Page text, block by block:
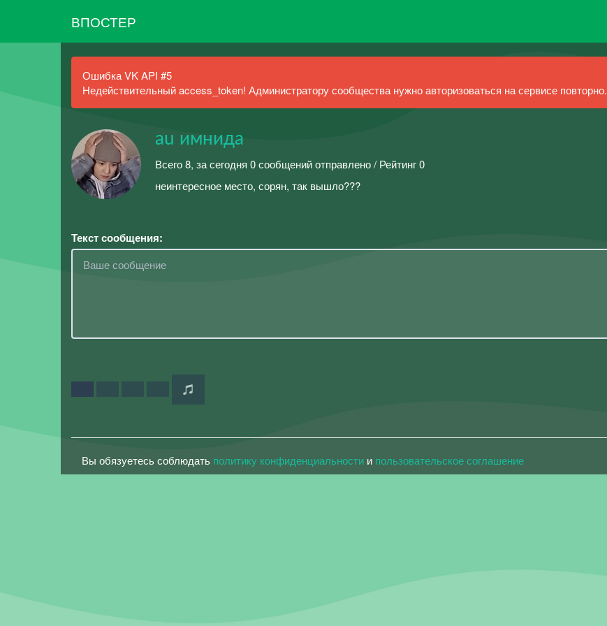
ВПОСТЕР
Ошибка VK API #5
Недействительный access_token! Администратору сообщества нужно авторизоваться на сервисе повторно.
au имнида
Всего 8, за сегодня 0 сообщений отправлено / Рейтинг 0
неинтересное место, сорян, так вышло???
Текст сообщения:
Вы обязуетесь соблюдать политику конфиденциальности и пользовательское соглашение